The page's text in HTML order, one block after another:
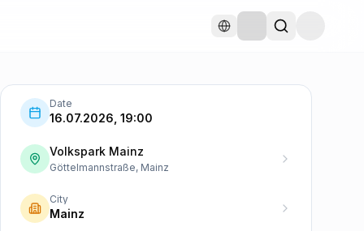
Date
16.07.2026, 19:00
Volkspark Mainz
Göttelmannstraße, Mainz
City
Mainz